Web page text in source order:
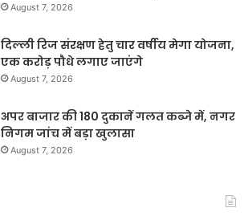
August 7, 2026
दिल्ली रिज संरक्षण हेतु चार वर्षीय मेगा योजना,
एक करोड़ पौधे लगाए जाएंगे
August 7, 2026
अपर बाजार की 180 दुकानें गलत कब्जे में, नगर
निगम जांच में बड़ा खुलासा
August 7, 2026